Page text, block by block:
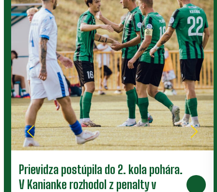
Prievidza postúpila do 2. kola pohára.
V Kanianke rozhodol z penalty v